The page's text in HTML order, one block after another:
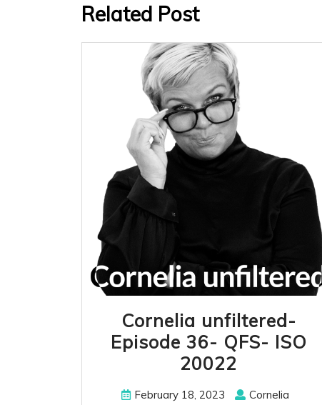
Related Post
Cornelia unfiltered-
Episode 36- QFS- ISO
20022
unfiltered-
February 18, 2023FebruaryCorneliaCornelia